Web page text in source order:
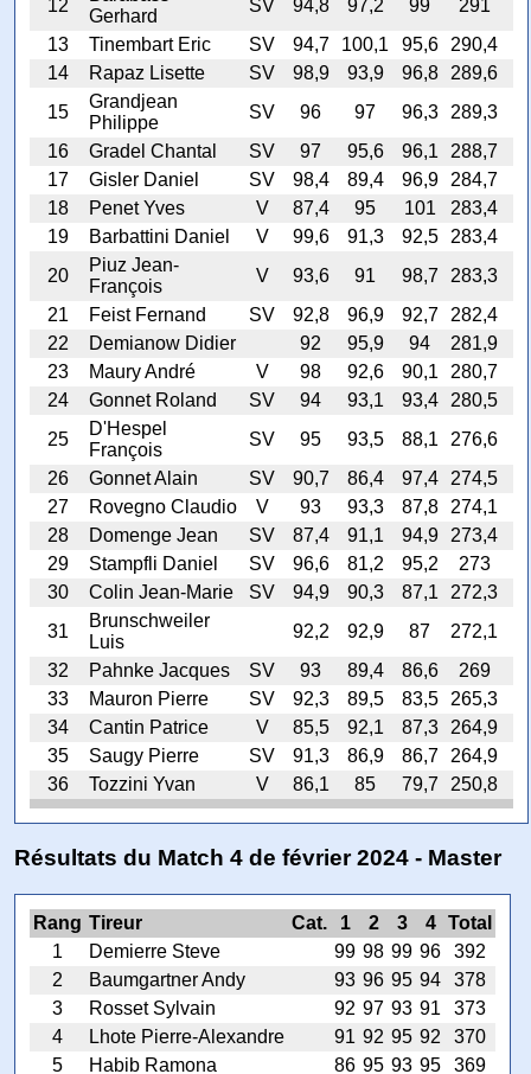
12
Gerhard
SV 94,8 97,2 99
291
13
Tinembart Eric SV 94,7 100,1 95,6
290,4
14
Rapaz Lisette SV 98,9 93,9 96,8
289,6
15
Grandjean
Philippe
SV 96 97 96,3
289,3
16
Gradel Chantal SV 97 95,6 96,1
288,7
17
Gisler Daniel SV 98,4 89,4 96,9
284,7
18
Penet Yves V 87,4 95 101
283,4
19
Barbattini Daniel V 99,6 91,3 92,5
283,4
20
Piuz Jean-
François
V 93,6 91 98,7
283,3
21
Feist Fernand SV 92,8 96,9 92,7
282,4
22
Demianow Didier 92 95,9 94
281,9
23
Maury André V 98 92,6 90,1
280,7
24
Gonnet Roland SV 94 93,1 93,4
280,5
25
D'Hespel
François
SV 95 93,5 88,1
276,6
26
Gonnet Alain SV 90,7 86,4 97,4
274,5
27
Rovegno Claudio V 93 93,3 87,8
274,1
28
Domenge Jean SV 87,4 91,1 94,9
273,4
29
Stampfli Daniel SV 96,6 81,2 95,2
273
30
Colin Jean-Marie SV 94,9 90,3 87,1
272,3
31
Brunschweiler
Luis
92,2 92,9 87
272,1
32
Pahnke Jacques SV 93 89,4 86,6
269
33
Mauron Pierre SV 92,3 89,5 83,5
265,3
34
Cantin Patrice V 85,5 92,1 87,3
264,9
35
Saugy Pierre SV 91,3 86,9 86,7
264,9
36
Tozzini Yvan V 86,1 85 79,7 250,8
Résultats du Match 4 de février 2024 - Master
Rang Tireur Cat. 1 2 3 4
Total
1
Demierre Steve 99 98 99 96
392
2
Baumgartner Andy 93 96 95 94
378
3
Rosset Sylvain 92 97 93 91
373
4
Lhote Pierre-Alexandre 91 92 95 92
370
5
Habib Ramona 86 95 93 95
369